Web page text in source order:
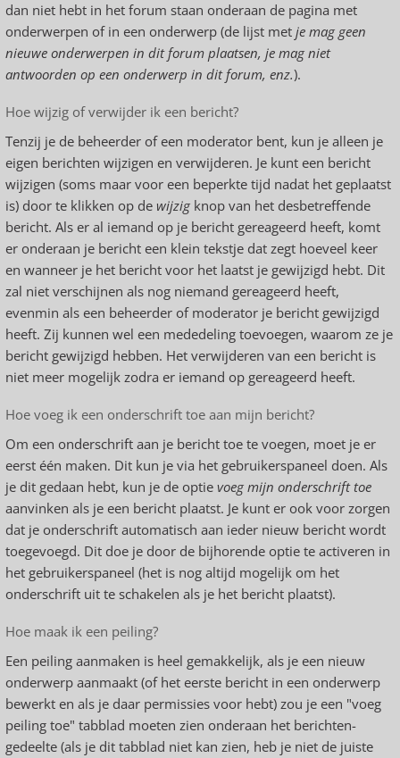
dan niet hebt in het forum staan onderaan de pagina met
onderwerpen of in een onderwerp (de lijst met je mag geen
nieuwe onderwerpen in dit forum plaatsen, je mag niet
antwoorden op een onderwerp in dit forum, enz.).
Hoe wijzig of verwijder ik een bericht?
Tenzij je de beheerder of een moderator bent, kun je alleen je
eigen berichten wijzigen en verwijderen. Je kunt een bericht
wijzigen (soms maar voor een beperkte tijd nadat het geplaatst
is) door te klikken op de wijzig knop van het desbetreffende
bericht. Als er al iemand op je bericht gereageerd heeft, komt
er onderaan je bericht een klein tekstje dat zegt hoeveel keer
en wanneer je het bericht voor het laatst je gewijzigd hebt. Dit
zal niet verschijnen als nog niemand gereageerd heeft,
evenmin als een beheerder of moderator je bericht gewijzigd
heeft. Zij kunnen wel een mededeling toevoegen, waarom ze je
bericht gewijzigd hebben. Het verwijderen van een bericht is
niet meer mogelijk zodra er iemand op gereageerd heeft.
Hoe voeg ik een onderschrift toe aan mijn bericht?
Om een onderschrift aan je bericht toe te voegen, moet je er
eerst één maken. Dit kun je via het gebruikerspaneel doen. Als
je dit gedaan hebt, kun je de optie voeg mijn onderschrift toe
aanvinken als je een bericht plaatst. Je kunt er ook voor zorgen
dat je onderschrift automatisch aan ieder nieuw bericht wordt
toegevoegd. Dit doe je door de bijhorende optie te activeren in
het gebruikerspaneel (het is nog altijd mogelijk om het
onderschrift uit te schakelen als je het bericht plaatst).
Hoe maak ik een peiling?
Een peiling aanmaken is heel gemakkelijk, als je een nieuw
onderwerp aanmaakt (of het eerste bericht in een onderwerp
bewerkt en als je daar permissies voor hebt) zou je een "voeg
peiling toe" tabblad moeten zien onderaan het berichten-
gedeelte (als je dit tabblad niet kan zien, heb je niet de juiste